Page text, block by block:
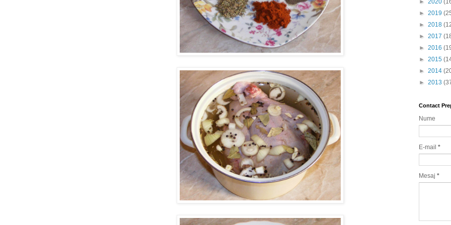
► 2020
► 2019
► 2018
► 2017
► 2016
► 2015
► 2014
► 2013
Contact
Nume
E-mail *
Mesaj *